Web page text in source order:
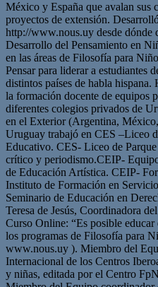
México y España que avalan sus
proyectos de extensión.
http://www.nous.uy desde dónde
Desarrollo del Pensamiento en
en las áreas de Filosofía para
Pensar para liderar a estudiantes
distintos países de habla
la formación docente de equipos
diferentes colegios privados de
en el Exterior (Argentina,
Uruguay trabajó en CES –Liceo
Educativo. CES- Liceo de
crítico y periodismo.CEIP-
de Educación Artística. CEIP-
Instituto de Formación en
Seminario de Educación en
Teresa de Jesús, Coordinadora
Curso Online: “Es posible
los programas de Filosofía para
www.nous.uy ). Miembro del
Internacional de los Centros
y niñas, editada por el Centro